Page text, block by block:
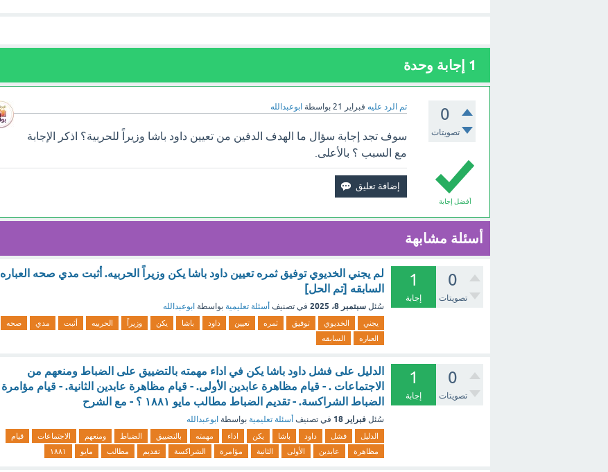
1 إجابة وحدة
0
تصويتات
تم الرد عليه فبراير 21 بواسطة ابوعبدالله
أفضل إجابة
سوف تجد إجابة سؤال ما الهدف الدفين من تعيين داود باشا وزيراً للحربية؟ اذكر الإجابة
مع السبب ؟ بالأعلى.
أسئلة مشابهة
0
تصويتات
1
إجابة
لم يجني الخديوي توفيق ثمره تعيين داود باشا يكن وزيراً الحربيه. أثبت مدي صحه العباره
السابقه [تم الحل]
سُئل سبتمبر 8، 2025 في تصنيف أسئلة تعليمية بواسطة ابوعبدالله
يجني الخديوي توفيق ثمره تعيين داود باشا يكن وزيراً الحربيه أثبت مدي
صحه
العباره
السابقه
0
تصويتات
1
إجابة
الدليل على فشل داود باشا يكن في اداء مهمته بالتضييق على الضباط ومنعهم من
الاجتماعات . - قيام مظاهرة عابدين الأولى. - قيام مظاهرة عابدين الثانية. - قيام مؤامرة
الضباط الشراكسة. - تقديم الضباط مطالب مايو ۱۸۸۱ ؟ - مع الشرح
سُئل فبراير 18 في تصنيف أسئلة تعليمية بواسطة ابوعبدالله
الدليل فشل داود باشا يكن اداء مهمته بالتضييق الضباط ومنعهم الاجتماعات
قيام
مظاهرة
عابدين الأولى الثانية مؤامرة الشراكسة تقديم مطالب مايو ۱۸۸۱